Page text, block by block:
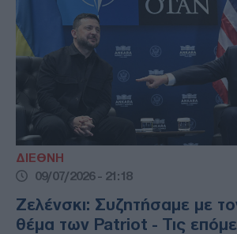
ΔΙΕΘΝΗ
09/07/2026 - 21:18
Ζελένσκι: Συζητήσαμε με
θέμα των Patriot - Τις